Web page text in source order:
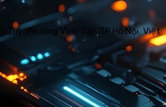
Tuy, Phường Vĩnh Tuy, TP Hà Nội, Việt